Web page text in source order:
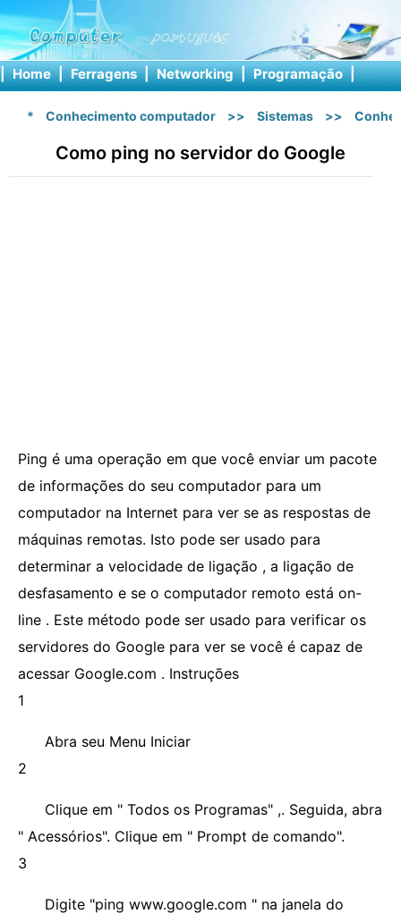
| Home | Ferragens | Networking | Programação |
* Conhecimento computador >> Sistemas >>
Como ping no servidor do Google
Ping é uma operação em que você enviar um pacote
de informações do seu computador para um
computador na Internet para ver se as respostas de
máquinas remotas. Isto pode ser usado para
determinar a velocidade de ligação , a ligação de
desfasamento e se o computador remoto está on-
line . Este método pode ser usado para verificar os
servidores do Google para ver se você é capaz de
acessar Google.com . Instruções
1
Abra seu Menu Iniciar
2
Clique em " Todos os Programas" ,. Seguida, abra
" Acessórios". Clique em " Prompt de comando".
3
Digite "ping www.google.com " na janela do